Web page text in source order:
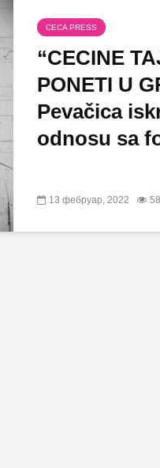
CECA PRESS
“CECINE
PONETI U
Pevačica
odnosu sa
13 фебруар, 2022